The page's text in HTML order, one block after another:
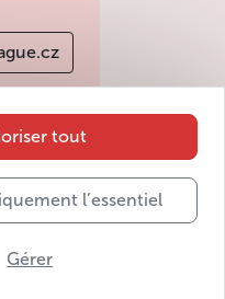
tout
l’essentiel
Gérer